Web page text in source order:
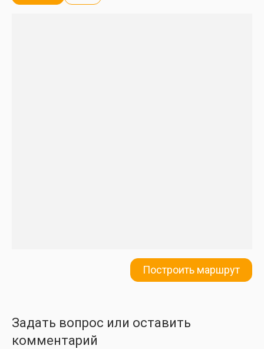
Построить маршрут
Задать вопрос или оставить
комментарий